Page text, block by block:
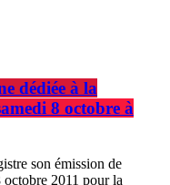
dédiée à la
8 octobre à
son émission de
2011 pour la